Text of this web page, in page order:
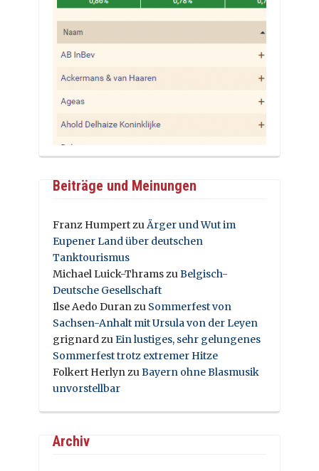
Beiträge und Meinungen
Franz HumpertzuÄrger und Wut im
Eupener Land über deutschen
Tanktourismus
Michael Luick-ThramszuBelgisch-
Deutsche Gesellschaft
Ilse Aedo Duranzu Sommerfest von
Sachsen-Anhalt mit Ursula von der Leyen
grignardzuEin lustiges, sehr gelungenes
Sommerfest trotz extremer Hitze
Folkert HerlynzuBayern ohne Blasmusik
unvorstellbar
Archiv